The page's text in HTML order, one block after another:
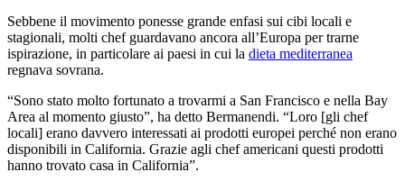
Sebbene il movimento ponesse grande enfasi sui cibi locali e
stagionali, molti chef guardavano ancora all’Europa per trarne
ispirazione, in particolare ai paesi in cui la dieta mediterranea
regnava sovrana.
“Sono stato molto fortunato a trovarmi a San Francisco e nella Bay
Area al momento giusto”, ha detto Bermanendi. “Loro [gli chef
locali] erano davvero interessati ai prodotti europei perché non erano
disponibili in California. Grazie agli chef americani questi prodotti
hanno trovato casa in California”.